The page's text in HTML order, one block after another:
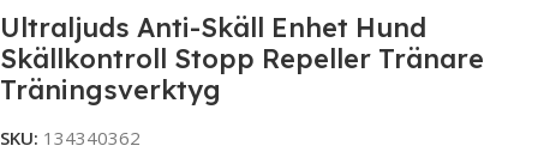
Ultraljuds Anti-Skäll Enhet Hund
Skällkontroll Stopp Repeller Tränare
Träningsverktyg
SKU: 134340362